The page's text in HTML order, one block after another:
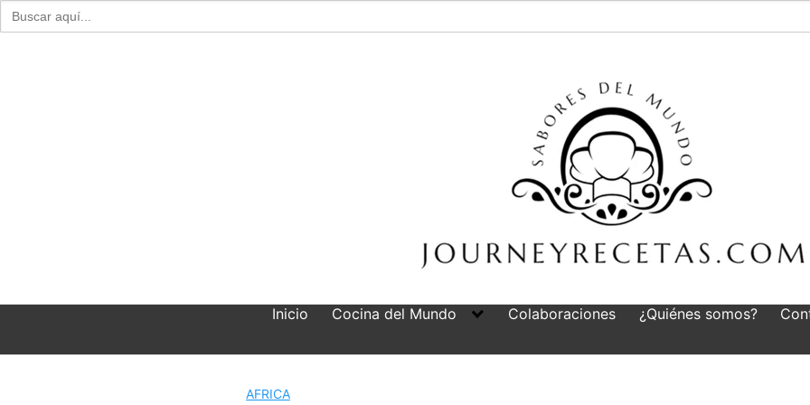
Buscar:
Inicio Cocina del Mundo Colaboraciones ¿Quiénes somos?
AFRICA